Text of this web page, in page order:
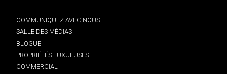
COMMUNIQUEZ AVEC NOUS
SALLE DES MÉDIAS
BLOGUE
PROPRIÉTÉS LUXUEUSES
COMMERCIAL